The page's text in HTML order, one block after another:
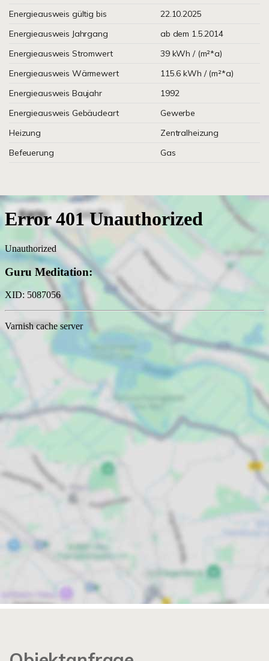
Energieausweis gültig bis
22.10.2025
Energieausweis Jahrgang
ab dem 1.5.2014
Energieausweis Stromwert
39 kWh / (m²*a)
Energieausweis Wärmewert
115.6 kWh / (m²*a)
Energieausweis Baujahr
1992
Energieausweis Gebäudeart
Gewerbe
Heizung
Zentralheizung
Befeuerung
Gas